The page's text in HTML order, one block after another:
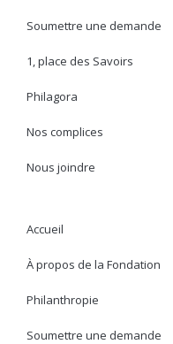
Soumettre une demande
1, place des Savoirs
Philagora
Nos complices
Nous joindre
Accueil
À propos de la Fondation
Philanthropie
Soumettre une demande